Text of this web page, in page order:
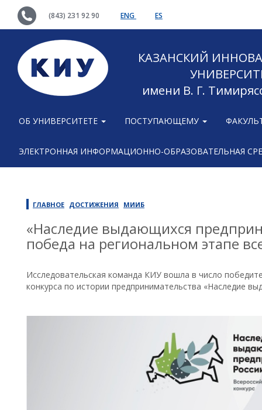
(843) 231 92 90 ENG ES
КАЗАНСКИЙ
имени В. Г.
ОБ УНИВЕРСИТЕТЕ ПОСТУПАЮЩЕМУ
ЭЛЕКТРОННАЯ ИНФОРМАЦИОННО-ОБРАЗОВАТЕЛЬНАЯ
ГЛАВНОЕ ДОСТИЖЕНИЯ МИИБ
«Наследие выдающихся
победа на региональном этапе
Исследовательская команда КИУ вошла в число
конкурса по истории предпринимательства «Наследие